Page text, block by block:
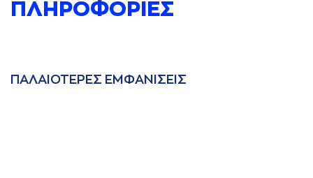
ΠΛΗΡΟΦΟΡΙΕΣ
ΠAΛAΙΟΤΕΡΕΣ ΕΜΦAΝΙΣΕΙΣ